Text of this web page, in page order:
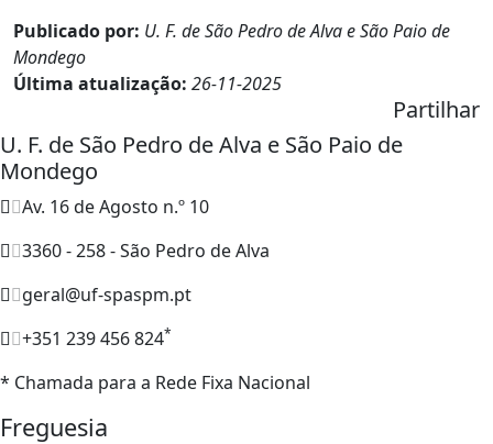
Publicado por: U. F. de São Pedro de Alva e São Paio de
Mondego
Última atualização: 26-11-2025
Partilhar
U. F. de São Pedro de Alva e São Paio de
Mondego
Av. 16 de Agosto n.º 10
3360 - 258 - São Pedro de Alva
geral@uf-spaspm.pt
+351 239 456 824*
* Chamada para a Rede Fixa Nacional
Freguesia